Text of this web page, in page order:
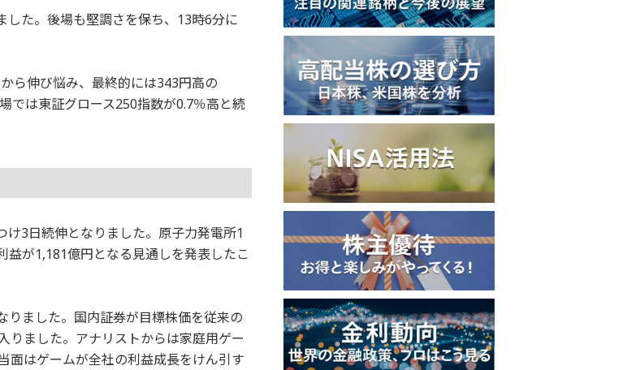
た。後場も堅調さを保ち、13時6分に
ら伸び悩み、最終的には343円高の
では東証グロース250指数が0.7％高と続
け3日続伸となりました。原子力発電所1
が1,181億円となる見通しを発表したこ
りました。国内証券が目標株価を従来の
りました。アナリストからは家庭用ゲー
面はゲームが全社の利益成長をけん引す